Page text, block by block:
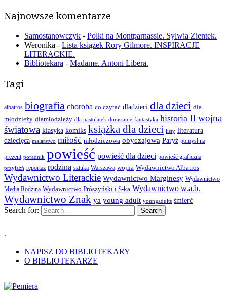
Najnowsze komentarze
Samostanowczyk - Polki na Montparnassie. Sylwia Zientek.
Weronika - Lista książek Rory Gilmore. INSPIRACJE
LITERACKIE.
Bibliotekara - Madame. Antoni Libera.
Tagi
albatros biografia choroba co czytać dladzieci dla dzieci dla
młodzieży dlamłodzieży dla nastolatek dorastanie fantastyka historia II wojna
światowa klasyka komiks książka dla dzieci listy literatura
dziecięca malarstwo miłość młodzieżowa obyczajowa Paryż pomysł na
prezent poradnik powieść powieść dla dzieci powieść graficzna
przyjaźń reportaż rodzina sztuka Warszawa wojna Wydawnictwo Albatros
Wydawnictwo Literackie Wydawnictwo Marginesy Wydawnictwo
Media Rodzina Wydawnictwo Prószyński i S-ka Wydawnictwo w.a.b.
Wydawnictwo Znak ya young adult youngadults śmierć
Search for:
.
NAPISZ DO BIBLIOTEKARY
O BIBLIOTEKARZE